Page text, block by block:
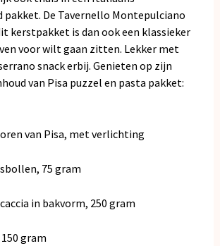
pakket. De Tavernello Montepulciano
kerstpakket is dan ook een klassieker
voor wilt gaan zitten. Lekker met
snack erbij. Genieten op zijn
van Pisa puzzel en pasta pakket:
van Pisa, met verlichting
75 gram
in bakvorm, 250 gram
gram